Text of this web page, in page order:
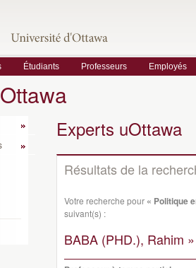
Étudiants Professeurs Employés
Experts uOttawa
Résultats de la
Votre recherche pour « Politique
suivant(s) :
BABA (PHD.), Rahim »